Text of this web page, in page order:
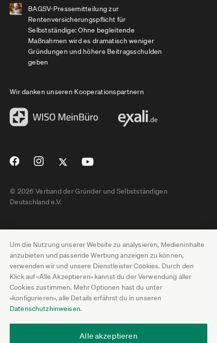
Um die Nutzung unserer Website zu analysieren, Medieninhalte
anzubieten und passende Werbung anzeigen zu können,
verwenden wir und unsere Dienstleister Cookies. Durch den
Klick auf «Alle Akzeptieren» kannst du der Verwendung aller
Cookies zustimmen. Mehr Optionen hast du unter
«konfigurieren», alle Details erfährst du in unseren
Datenschutzhinweisen.
Alle akzeptieren
BAGSV-Pressemitteilung zur
Rentenversicherungspflicht für
Selbstständige: Ohne begleitende
Maßnahmen wird es dramatisch weniger
Gründungen und höhere Beitragsschulden
geben
Wir danken unseren Kooperationspartnern
© 2026 Verband der Gründer und Selbstständigen
Deutschland e.V.
Impressum
Datenschutz
Pressebereich
Jobs